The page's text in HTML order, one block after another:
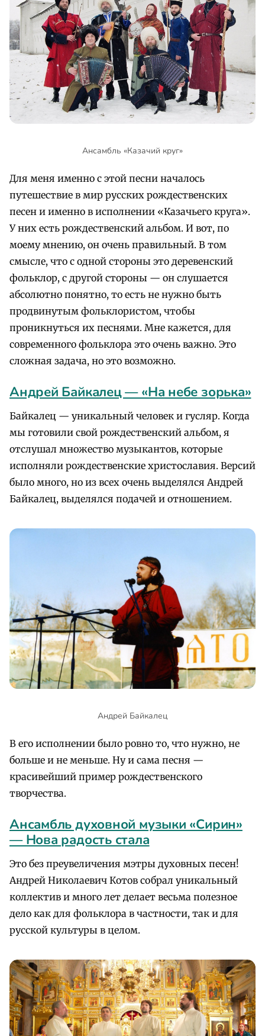
Ансамбль «Казачий круг»
Для меня именно с этой песни началось
путешествие в мир русских рождественских
песен и именно в исполнении «Казачьего круга».
У них есть рождественский альбом. И вот, по
моему мнению, он очень правильный. В том
смысле, что с одной стороны это деревенский
фольклор, с другой стороны — он слушается
абсолютно понятно, то есть не нужно быть
продвинутым фольклористом, чтобы
проникнуться их песнями. Мне кажется, для
современного фольклора это очень важно. Это
сложная задача, но это возможно.
Андрей Байкалец — «На небе зорька»
Байкалец — уникальный человек и гусляр. Когда
мы готовили свой рождественский альбом, я
отслушал множество музыкантов, которые
исполняли рождественские христославия. Версий
было много, но из всех очень выделялся Андрей
Байкалец, выделялся подачей и отношением.
Андрей Байкалец
В его исполнении было ровно то, что нужно, не
больше и не меньше. Ну и сама песня —
красивейший пример рождественского
творчества.
Ансамбль духовной музыки «Сирин»
— Нова радость стала
Это без преувеличения мэтры духовных песен!
Андрей Николаевич Котов собрал уникальный
коллектив и много лет делает весьма полезное
дело как для фольклора в частности, так и для
русской культуры в целом.